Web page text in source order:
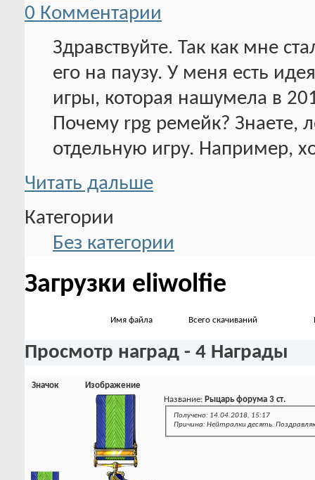
0 Комментарии
Здравствуйте. Так как мне
его на паузу. У меня есть
игры, которая нашумела в
Почему rpg ремейк? Знаете,
отдельную игру. Например,
Читать дальше
Категории
Без категории
Загрузки eliwolfie
Имя файла Всего скачиваний
Просмотр наград - 4 Награды
Значок
Изображение
Название: Рыцарь форума 3 ст.
Получено: 14.04.2018, 15:17
Причина: Нейтралки десять.